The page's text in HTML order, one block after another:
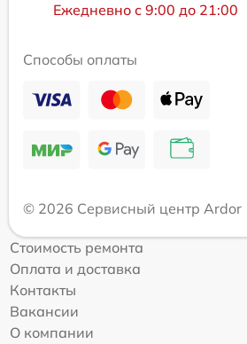
Ежедневно с 9:00 до 21:00
Способы оплаты
© 2026 Сервисный центр Ardor
Стоимость ремонта
Оплата и доставка
Контакты
Вакансии
О компании